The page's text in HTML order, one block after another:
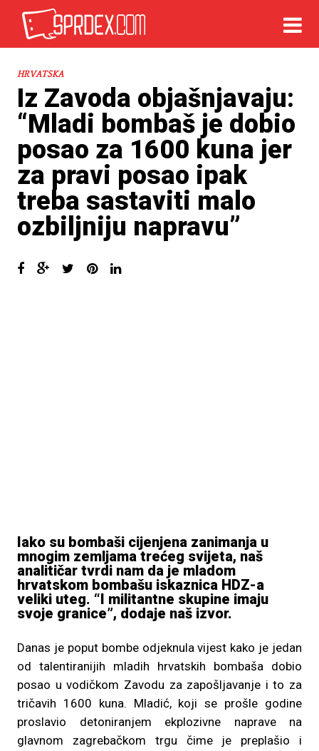
HRVATSKA
Iz Zavoda objašnjavaju:
“Mladi bombaš je dobio
posao za 1600 kuna jer
za pravi posao ipak
treba sastaviti malo
ozbiljniju napravu”
Iako su bombaši cijenjena zanimanja u
mnogim zemljama trećeg svijeta, naš
analitičar tvrdi nam da je mladom
hrvatskom bombašu iskaznica HDZ-a
veliki uteg. “I militantne skupine imaju
svoje granice”, dodaje naš izvor.
Danas je poput bombe odjeknula vijest kako je jedan
od talentiranijih mladih hrvatskih bombaša dobio
posao u vodičkom Zavodu za zapošljavanje i to za
tričavih 1600 kuna. Mladić, koji se prošle godine
proslavio detoniranjem ekplozivne naprave na
glavnom zagrebačkom trgu čime je preplašio i